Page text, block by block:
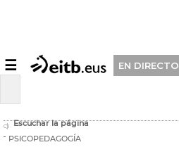
☰ EN DIRECTO
Escuchar la página
PSICOPEDAGOGÍA